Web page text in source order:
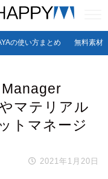
の使い方まとめ 無料素材
マテリアル
トマネージ
2021年1月20日